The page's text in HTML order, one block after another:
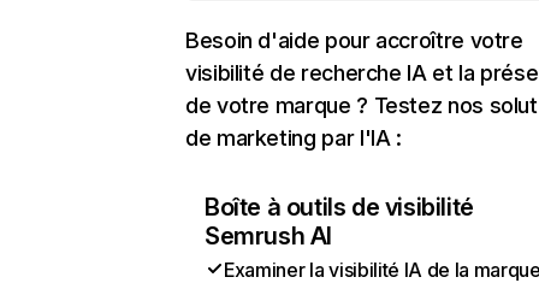
Besoin d'aide pour accroître votre
visibilité de recherche IA et la
de votre marque ? Testez nos
de marketing par l'IA :
Boîte à outils de visibilité
Semrush AI
Examiner la visibilité IA de la